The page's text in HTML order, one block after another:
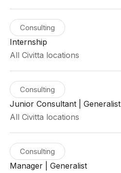
Consulting
Internship
All Civitta locations
Consulting
Junior Consultant | Generalist
All Civitta locations
Consulting
Manager | Generalist